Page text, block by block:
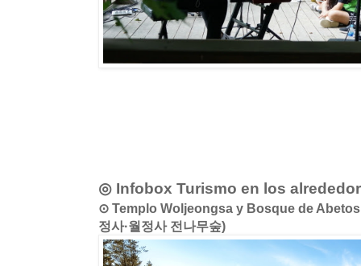
◎ Infobox Turismo en los
⊙ Templo Woljeongsa y Bosque de
정사·월정사 전나무숲)